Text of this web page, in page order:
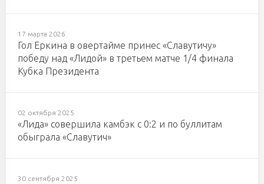
17 марта 2026
Гол Еркина в овертайме принес «Славутичу»
победу над «Лидой» в третьем матче 1/4 финала
Кубка Президента
02 октября 2025
«Лида» совершила камбэк с 0:2 и по буллитам
обыграла «Славутич»
30 сентября 2025